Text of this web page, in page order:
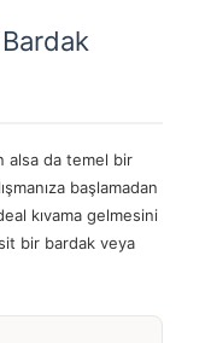
alsa da temel bir
başlamadan
kıvama gelmesini
bir bardak veya